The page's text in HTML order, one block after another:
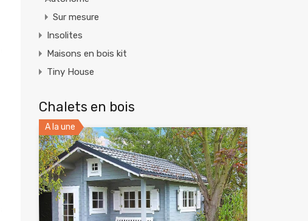
Sur mesure
Insolites
Maisons en bois kit
Tiny House
Chalets en bois
A la une